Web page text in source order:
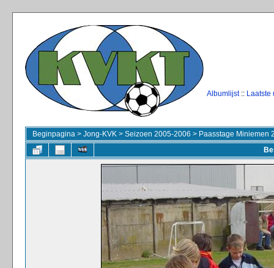
Albumlijst:: Laatste
Beginpagina > Jong-KVK > Seizoen 2005-2006 > Paasstage Miniemen